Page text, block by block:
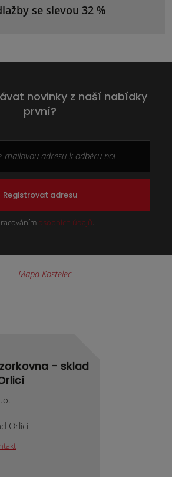
se slevou 32 %
novinky z naší nabídky
první?
Registrovat adresu
osobních údajů.
- sklad
Orlicí